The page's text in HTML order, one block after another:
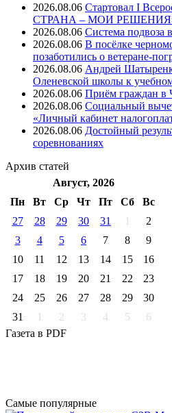
2026.08.06 Стартовал I
СТРАНА – МОИ РЕШЕНИЯ»
2026.08.06 Система подвоза
2026.08.06 В посёлке
позаботились о ветеране-
2026.08.06 Андрей
Оленевской школы к
2026.08.06 Приём граждан в
2026.08.06 Социальный
«Личный кабинет
2026.08.06 Достойный
соревнованиях
Архив статей
Август, 2026
Пн
Вт Ср Чт Пт Cб
Вс
27
28 29 30 31 1
2
3
4 5 6 7 8
9
10
11 12 13 14 15
16
17
18 19 20 21 22
23
24
25 26 27 28 29
30
31
1 2 3 4 5
6
Газета в PDF
Самые популярные